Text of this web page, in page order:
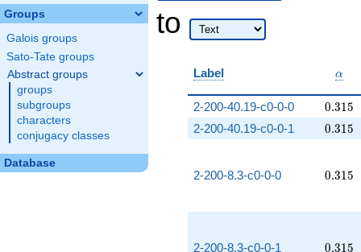
Groups
Galois groups
Sato-Tate groups
Abstract groups
groups
subgroups
characters
conjugacy classes
Database
to
Label α
2-200-40.19-c0-0-0 0.315
0.315
2-200-40.19-c0-0-1 0.315
0.315
2-200-8.3-c0-0-0 0.315
0.315
2-200-8.3-c0-0-1 0.315
0.315